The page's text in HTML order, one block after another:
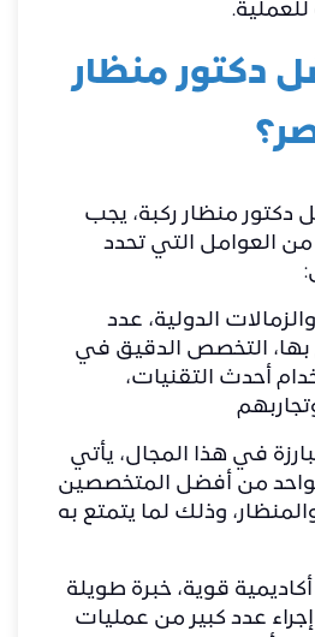
للعملية.
دكتور منظار
منظار ركبة، يجب
العوامل التي تحدد
الدولية، عدد
بها، التخصص الدقيق في
أحدث التقنيات،
في هذا المجال، يأتي
كواحد من أفضل المتخصصين
وذلك لما يتمتع به
قوية، خبرة طويلة
عدد كبير من عمليات